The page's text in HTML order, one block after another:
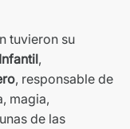
tuvieron su
,
, responsable de
magia,
de las